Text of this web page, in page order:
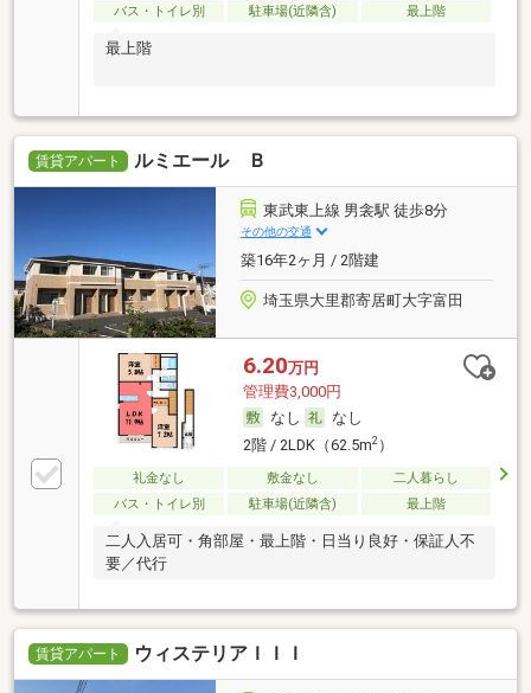
バス・トイレ別
駐車場(近隣含) 最上階
最上階
賃貸アパート ルミエール Ｂ
東武東上線 男衾駅 徒歩8分
その他の交通
築16年2ヶ月 / 2階建
埼玉県大里郡寄居町大字富田
6.20万円
管理費3,000円
なし
なし
2階 / 2LDK（62.5m2）
礼金なし 敷金なし
二人暮らし
バス・トイレ別
駐車場(近隣含) 最上階
二人入居可・角部屋・最上階・日当り良好・保証人不
要／代行
賃貸アパート ウィステリアＩＩＩ